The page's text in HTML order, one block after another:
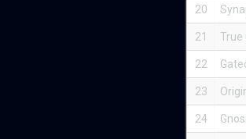
20
21 True
22
23
24